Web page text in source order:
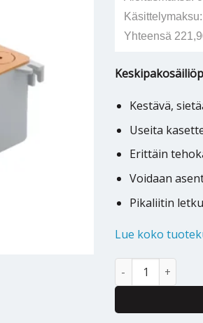
Yhteensä
Kestävä,
Useita
Erittäin
Voidaan
Pikaliitin
Lue koko
Alternative: